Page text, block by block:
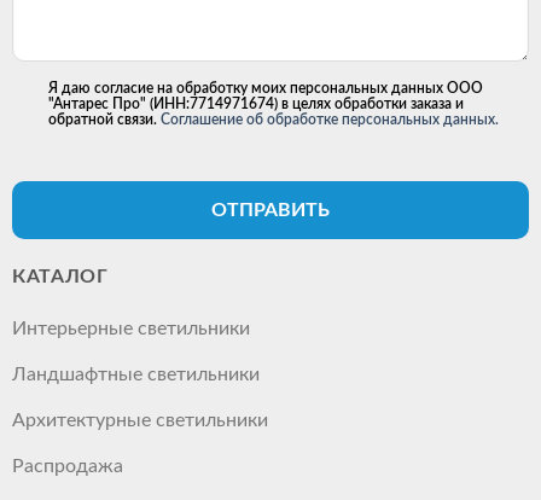
Я даю согласие на обработку моих персональных данных ООО
"Антарес Про" (ИНН:7714971674) в целях обработки заказа и
обратной связи. Соглашение об обработке персональных данных.
ОТПРАВИТЬ
КАТАЛОГ
Интерьерные светильники
Ландшафтные светильники
Архитектурные светильники
Распродажа